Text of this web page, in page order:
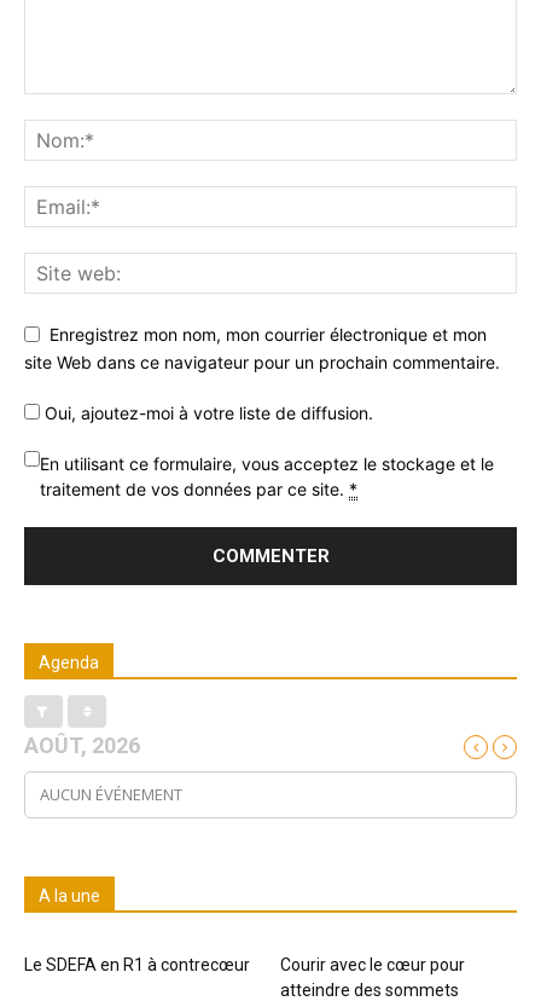
Enregistrez mon nom, mon courrier électronique et mon
site Web dans ce navigateur pour un prochain commentaire.
Oui, ajoutez-moi à votre liste de diffusion.
En utilisant ce formulaire, vous acceptez le stockage et le
traitement de vos données par ce site. *
Agenda
AOÛT, 2026
AUCUN ÉVÉNEMENT
A la une
Le SDEFA en R1 à contrecœur
Courir avec le cœur pour
atteindre des sommets